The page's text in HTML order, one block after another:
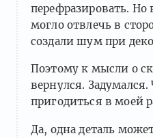
перефразировать. Но
могло отвлечь в
создали шум при
Поэтому к мысли о
вернулся.
пригодиться в моей
Да, одна деталь